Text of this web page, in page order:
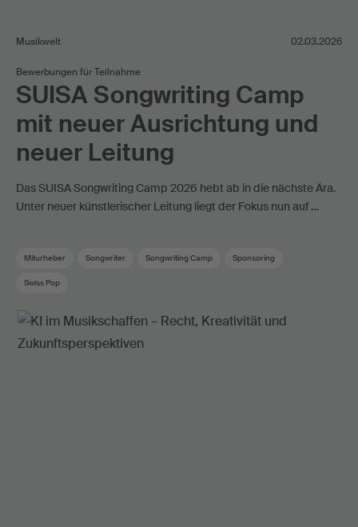
Musikwelt 02.03.2026
Bewerbungen für Teilnahme
SUISA Songwriting Camp
mit neuer Ausrichtung und
neuer Leitung
Das SUISA Songwriting Camp 2026 hebt ab in die nächste Ära.
Unter neuer künstlerischer Leitung liegt der Fokus nun auf …
Miturheber Songwriter Songwriting Camp Sponsoring
Swiss Pop